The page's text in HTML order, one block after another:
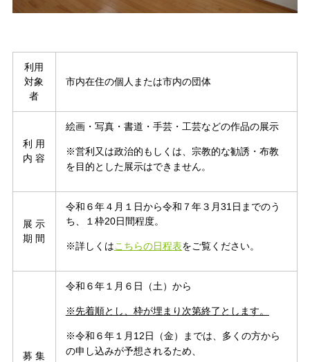
利用
対象
者
市内在住の個人または市内の団体
利 用
内 容
絵画・写真・書道・手芸・工芸などの作品の展示
※営利又は政治的もしくは、宗教的な勧誘・布教
を目的とした展示はできません。
展 示
期 間
令和６年４月１日から令和７年３月31日までのう
ち、１枠20日間程度。
※詳しくはこちらの日程表をご覧ください。
募 集
令和６年１月６日（土）から
※先着順とし、枠が埋まり次第終了とします。
※令和６年１月12日（金）までは、多くの方から
の申し込みが予想されるため、